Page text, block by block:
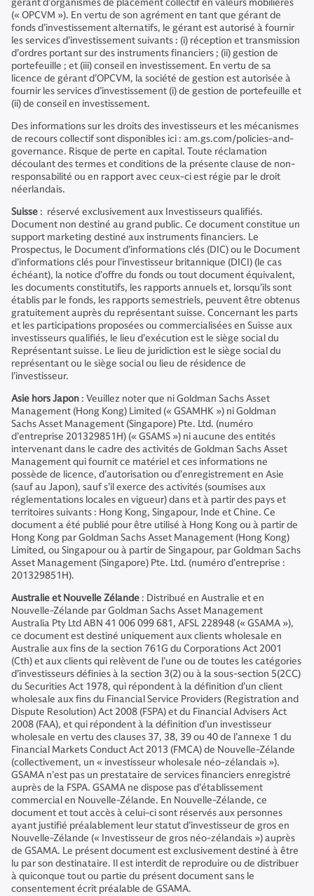
gérant d’organismes de placement collectif en valeurs mobilières
(« OPCVM »). En vertu de son agrément en tant que gérant de
fonds d’investissement alternatifs, le gérant est autorisé à fournir
les services d’investissement suivants : (i) réception et transmission
d’ordres portant sur des instruments financiers ; (ii) gestion de
portefeuille ; et (iii) conseil en investissement. En vertu de sa
licence de gérant d’OPCVM, la société de gestion est autorisée à
fournir les services d’investissement (i) de gestion de portefeuille et
(ii) de conseil en investissement.
Des informations sur les droits des investisseurs et les mécanismes
de recours collectif sont disponibles ici : am.gs.com/policies-and-
governance. Risque de perte en capital. Toute réclamation
découlant des termes et conditions de la présente clause de non-
responsabilité ou en rapport avec ceux-ci est régie par le droit
néerlandais.
Suisse : réservé exclusivement aux Investisseurs qualifiés.
Document non destiné au grand public. Ce document constitue un
support marketing destiné aux instruments financiers. Le
Prospectus, le Document d’informations clés (DIC) ou le Document
d’informations clés pour l’investisseur britannique (DICI) (le cas
échéant), la notice d’offre du fonds ou tout document équivalent,
les documents constitutifs, les rapports annuels et, lorsqu’ils sont
établis par le fonds, les rapports semestriels, peuvent être obtenus
gratuitement auprès du représentant suisse. Concernant les parts
et les participations proposées ou commercialisées en Suisse aux
investisseurs qualifiés, le lieu d’exécution est le siège social du
Représentant suisse. Le lieu de juridiction est le siège social du
représentant ou le siège social ou lieu de résidence de
l’investisseur.
Asie hors Japon : Veuillez noter que ni Goldman Sachs Asset
Management (Hong Kong) Limited (« GSAMHK ») ni Goldman
Sachs Asset Management (Singapore) Pte. Ltd. (numéro
d’entreprise 201329851H) (« GSAMS ») ni aucune des entités
intervenant dans le cadre des activités de Goldman Sachs Asset
Management qui fournit ce matériel et ces informations ne
possède de licence, d’autorisation ou d’enregistrement en Asie
(sauf au Japon), sauf s’il exerce des activités (soumises aux
réglementations locales en vigueur) dans et à partir des pays et
territoires suivants : Hong Kong, Singapour, Inde et Chine. Ce
document a été publié pour être utilisé à Hong Kong ou à partir de
Hong Kong par Goldman Sachs Asset Management (Hong Kong)
Limited, ou Singapour ou à partir de Singapour, par Goldman Sachs
Asset Management (Singapore) Pte. Ltd. (numéro d’entreprise :
201329851H).
Australie et Nouvelle Zélande : Distribué en Australie et en
Nouvelle-Zélande par Goldman Sachs Asset Management
Australia Pty Ltd ABN 41 006 099 681, AFSL 228948 (« GSAMA »),
ce document est destiné uniquement aux clients wholesale en
Australie aux fins de la section 761G du Corporations Act 2001
(Cth) et aux clients qui relèvent de l’une ou de toutes les catégories
d’investisseurs définies à la section 3(2) ou à la sous-section 5(2CC)
du Securities Act 1978, qui répondent à la définition d’un client
wholesale aux fins du Financial Service Providers (Registration and
Dispute Resolution) Act 2008 (FSPA) et du Financial Advisers Act
2008 (FAA), et qui répondent à la définition d’un investisseur
wholesale en vertu des clauses 37, 38, 39 ou 40 de l’annexe 1 du
Financial Markets Conduct Act 2013 (FMCA) de Nouvelle-Zélande
(collectivement, un « investisseur wholesale néo-zélandais »).
GSAMA n’est pas un prestataire de services financiers enregistré
auprès de la FSPA. GSAMA ne dispose pas d’établissement
commercial en Nouvelle-Zélande. En Nouvelle-Zélande, ce
document et tout accès à celui-ci sont réservés aux personnes
ayant justifié préalablement leur statut d’investisseur de gros en
Nouvelle-Zélande (« Investisseur de gros néo-zélandais ») auprès
de GSAMA. Le présent document est exclusivement destiné à être
lu par son destinataire. Il est interdit de reproduire ou de distribuer
à quiconque tout ou partie du présent document sans le
consentement écrit préalable de GSAMA.